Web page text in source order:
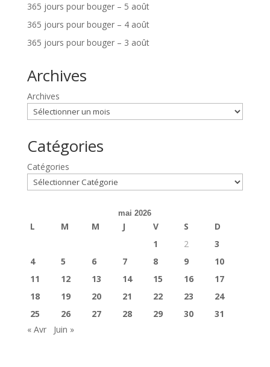
365 jours pour bouger – 5 août
365 jours pour bouger – 4 août
365 jours pour bouger – 3 août
Archives
Archives
Catégories
Catégories
mai 2026
L M M J V S
D
1
2
3
4
5 6 7 8 9
10
11
12 13 14 15 16
17
18
19 20 21 22 23
24
25
26 27 28 29 30
31
« Avr
Juin »